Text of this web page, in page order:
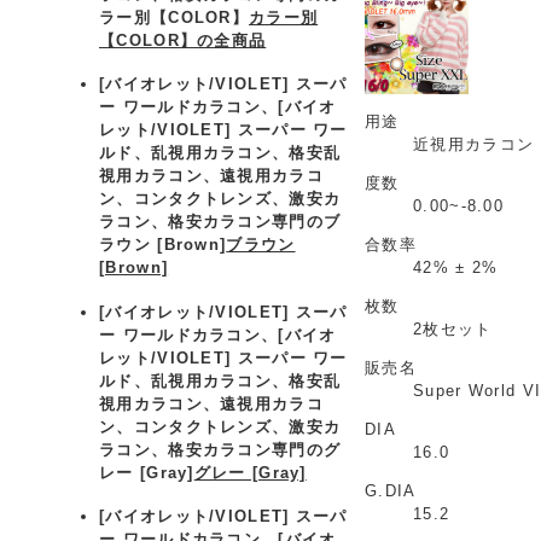
ラー別【COLOR】 カラー別
【COLOR】の全商品
[バイオレット/VIOLET] スーパ
ー ワールドカラコン、
[バイオ
レット/VIOLET] スーパー ワー
ルド、乱視用カラコン、格安乱
視用カラコン、遠視用カラコ
ン、コンタクトレンズ、激安カ
ラコン、格安カラコン専門のブ
ラウン [Brown] ブラウン
[Brown]
[バイオレット/VIOLET] スーパ
ー ワールドカラコン、[バイオ
レット/VIOLET] スーパー ワー
ルド、乱視用カラコン、格安乱
視用カラコン、遠視用カラコ
ン、コンタクトレンズ、激安カ
ラコン、格安カラコン専門のグ
レー [Gray] グレー [Gray]
[バイオレット/VIOLET] スーパ
用途
近視用カラコン
度数
0.00~-8.00
合数率
42% ± 2%
枚数
2枚セット
販売名
Super World
DIA
16.0
G.DIA
15.2